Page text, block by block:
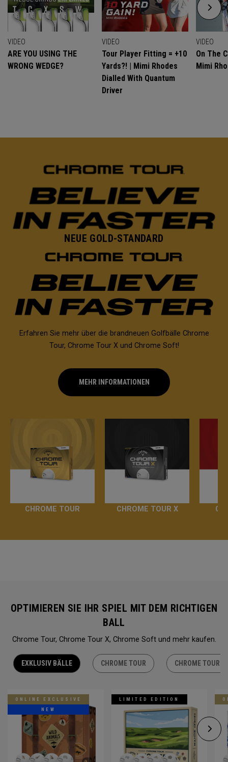
VIDEO
ARE YOU USING THE
WRONG WEDGE?
VIDEO
Tour Player Fitting = +10
Yards?! | Mimi Rhodes
Dialled With Quantum
Driver
VIDEO
On The
Mimi
NEUE GOLD-STANDARD
Erfahren Sie mehr über die brandneuen Golfbälle Chrome
Tour, Chrome Tour X und Chrome Soft!
MEHR INFORMATIONEN
CHROME TOUR CHROME TOUR X
OPTIMIEREN SIE IHR SPIEL MIT DEM RICHTIGEN
BALL
Chrome Tour, Chrome Tour X, Chrome Soft und mehr kaufen.
EXKLUSIV BÄLLE CHROME TOUR CHROME TOUR X
ONLINE EXCLUSIVE
NEW
LIMITED EDITION